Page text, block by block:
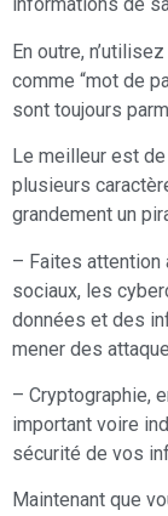
informations de
En outre,
comme “mot de
sont toujours
Le meilleur est
plusieurs
grandement un
– Faites attention
sociaux, les
données et des
mener des
– Cryptographie,
important voire
sécurité de vos
Maintenant que